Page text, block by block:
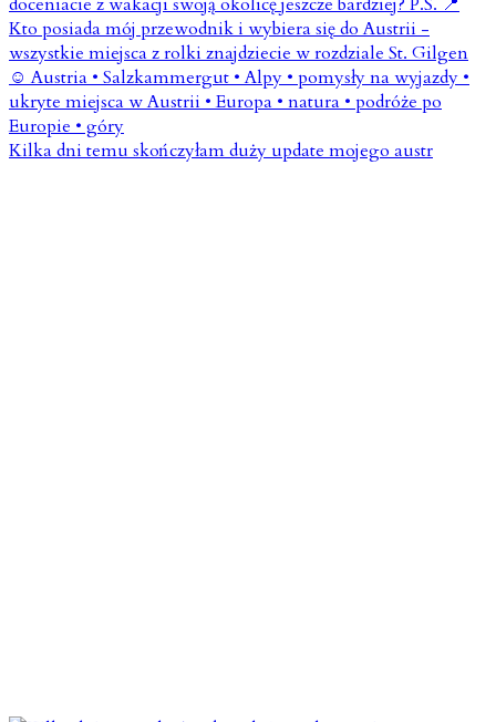
Kilka dni temu skończyłam duży update mojego austr